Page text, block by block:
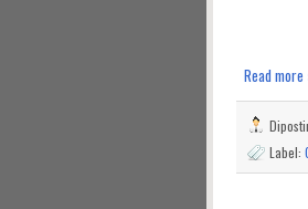
Read more
Label: